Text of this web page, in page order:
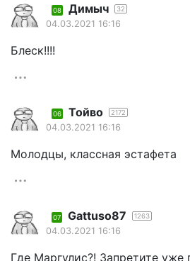
08 Димыч 32
04.03.2021 16:16
Блеск!!!!
06 Тойво 2172
04.03.2021 16:16
Молодцы, классная эстафета
07 Gattuso87 1263
04.03.2021 16:16
Где Маргулис?! Запретите уже